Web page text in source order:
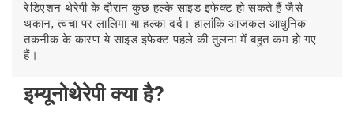
रेडिएशन थेरेपी के दौरान कुछ हल्के साइड इफेक्ट हो सकते हैं जैसे
थकान, त्वचा पर लालिमा या हल्का दर्द। हालांकि आजकल आधुनिक
तकनीक के कारण ये साइड इफेक्ट पहले की तुलना में बहुत कम हो गए
हैं।
इम्यूनोथेरेपी क्या है?